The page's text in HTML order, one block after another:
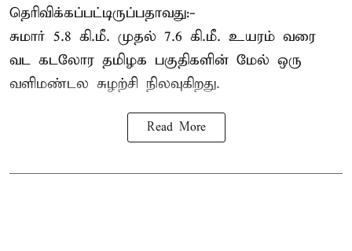
தெரிவிக்கப்பட்டிருப்பதாவது:-
சுமார் 5.8 கி.மீ. முதல் 7.6 கி.மீ. உயரம் வரை
வட கடலோர தமிழக பகுதிகளின் மேல் ஒரு
வளிமண்டல சுழற்சி நிலவுகிறது.
Read More